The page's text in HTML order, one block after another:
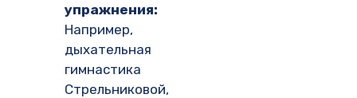
упражнения:
Например,
дыхательная
гимнастика
Стрельниковой,